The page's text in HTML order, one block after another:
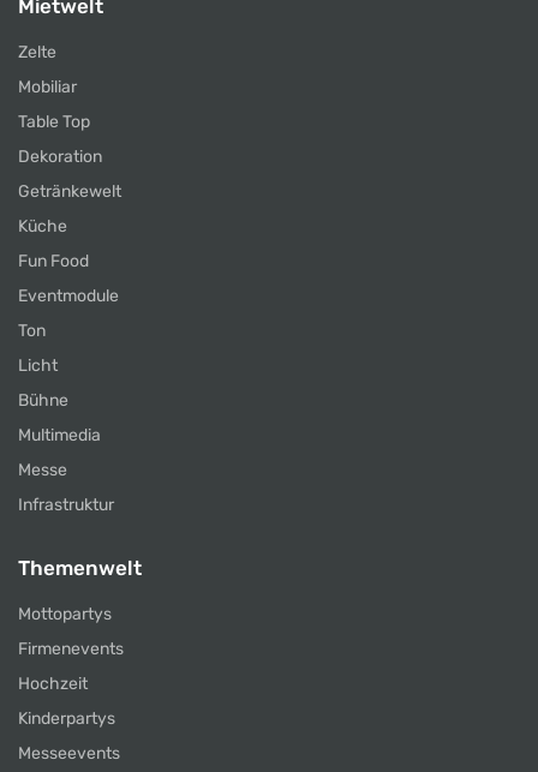
Mietwelt
Zelte
Mobiliar
Table Top
Dekoration
Getränkewelt
Küche
Fun Food
Eventmodule
Ton
Licht
Bühne
Multimedia
Messe
Infrastruktur
Themenwelt
Mottopartys
Firmenevents
Hochzeit
Kinderpartys
Messeevents